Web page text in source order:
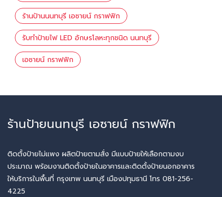
ร้านป้านนนทบุรี เอซายน์ กราฟฟิก
รับทำป้ายไฟ LED อักษรโลหะทุกชนิด นนทบุรี
เอซายน์ กราฟฟิก
ร้านป้ายนนทบุรี เอซายน์ กราฟฟิก
ติดตั้งป้ายไม่แพง ผลิตป้ายตามสั่ง มีแบบป้ายให้เลือกตามงบ
ประมาณ พร้อมงานติดตั้งป้ายในอาคารและติดตั้งป้ายนอกอาคาร
ให้บริการในพื้นที่ กรุงเทพ นนทบุรี เมืองปทุมธานี โทร 081-256-
4225